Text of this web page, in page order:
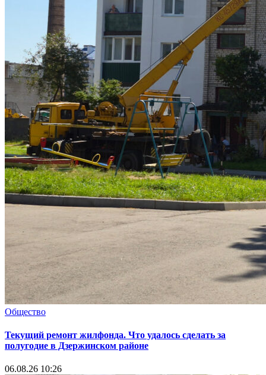
Общество
Текущий ремонт жилфонда. Что удалось сделать за
полугодие в Дзержинском районе
06.08.26 10:26